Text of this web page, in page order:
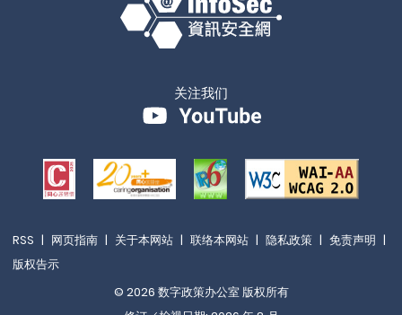
关注我们
RSS | 网页指南 | 关于本网站 | 联络本网站 | 隐私政策 | 免责声明 |
版权告示
© 2026 数字政策办公室 版权所有